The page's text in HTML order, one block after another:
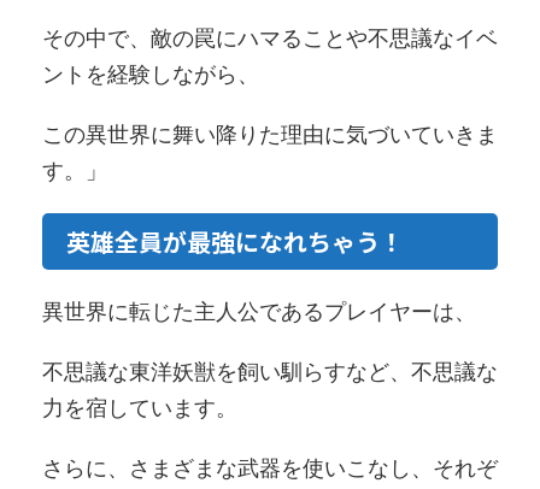
その中で、敵の罠にハマることや不思議なイベ
ントを経験しながら、
この異世界に舞い降りた理由に気づいていきま
す。」
英雄全員が最強になれちゃう！
異世界に転じた主人公であるプレイヤーは、
不思議な東洋妖獣を飼い馴らすなど、不思議な
力を宿しています。
さらに、さまざまな武器を使いこなし、それぞ